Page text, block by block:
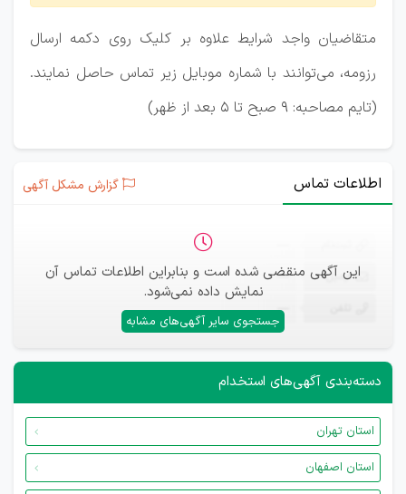
متقاضیان واجد شرایط علاوه بر کلیک روی دکمه ارسال
رزومه، می‌توانند با شماره موبایل زیر تماس حاصل نمایند.
(تایم مصاحبه: ۹ صبح تا ۵ بعد از ظهر)
اطلاعات تماس گزارش مشکل آگهی
این آگهی منقضی شده است و بنابراین اطلاعات تماس آن
نمایش داده نمی‌شود.
جستجوی سایر آگهی‌های مشابه
ایمیل —
—
دسته‌بندی آگهی‌های استخدام
استان تهران
استان اصفهان